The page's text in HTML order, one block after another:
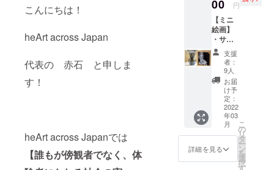
こんにちは！
heArt across Japan
代表の 赤石 と申しま
す！
heArt across Japanでは
【誰もが傍観者でなく、体
夫です
が、同
じ絵柄
です。
ご協力
作家様
・ゆま
汰ろ ・
あき ・
くまた
にたか
6月～期
限な
し。い
つでも
お待ち
してお
りま
す。
ワーク
ショッ
プ開催
日時に
ついて
は随時
Twitter
00 円
【ミニ
絵画】
・サン
クス
カード
人形画
家でも
ある代
表の赤
石オリ
ジナル
の世界
に一つ
しかな
いミニ
絵画を
支援
者：
9人
お届
け予
定：
2022
年03
月
詳細を見る
こ
の
リ
タ
ー
ン
を
選
択